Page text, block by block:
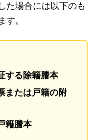
た場合には以下のも
。
する除籍謄本
または戸籍の附
籍謄本